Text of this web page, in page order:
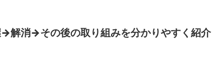
解消→その後の取り組みを分かりやすく紹介